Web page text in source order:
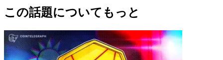
この話題についてもっと